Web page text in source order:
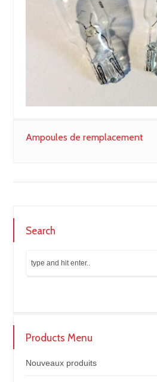
Ampoules de remplacement
Search
Products Menu
Nouveaux produits